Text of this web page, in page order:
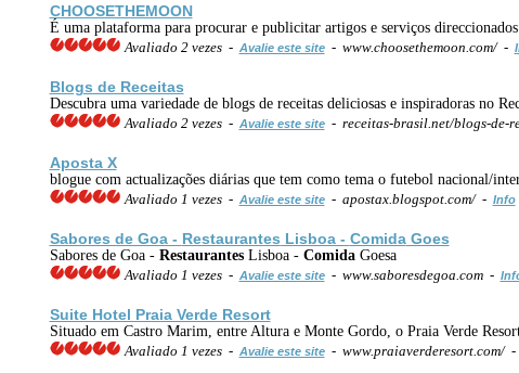
CHOOSETHEMOON
É uma plataforma para procurar e publicitar artigos e serviços
Avaliado 2 vezes - Avalie este site- www.choosethemoon.com/ -
Blogs de Receitas
Descubra uma variedade de blogs de receitas deliciosas e inspiradoras no
Avaliado 2 vezes - Avalie este site- receitas-brasil.net/blogs-de-
Aposta X
blogue com actualizações diárias que tem como tema o futebol nacional/
Avaliado 1 vezes - Avalie este site- apostax.blogspot.com/ - Info
Sabores de Goa - Restaurantes Lisboa - ComidaGoes
Sabores de Goa - RestaurantesLisboa - ComidaGoesa
Avaliado 1 vezes - Avalie este site- www.saboresdegoa.com -
Suite Hotel Praia Verde Resort
Situado em Castro Marim, entre Altura e Monte Gordo, o Praia Verde
Avaliado 1 vezes - Avalie este site- www.praiaverderesort.com/ -